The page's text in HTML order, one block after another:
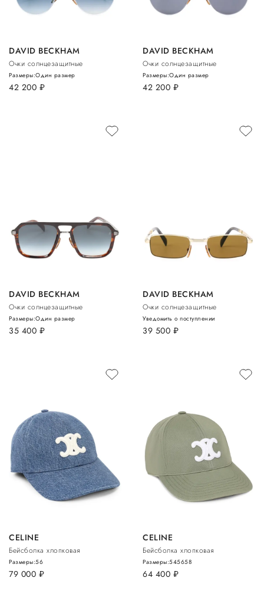
DAVID BECKHAM
Очки солнцезащитные
42 200 руб.
Размеры:Один размер
DAVID BECKHAM
Очки солнцезащитные
42 200 руб.
Размеры:Один размер
DAVID BECKHAM
Очки солнцезащитные
35 400 руб.
Размеры:Один размер
DAVID BECKHAM
Очки солнцезащитные
39 500 руб.
Уведомить о поступлении
CELINE
Бейсболка хлопковая
79 000 руб.
Размеры:56
CELINE
Бейсболка хлопковая
64 400 руб.
Размеры:545658